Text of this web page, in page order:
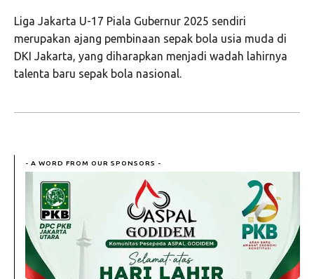
Liga Jakarta U-17 Piala Gubernur 2025 sendiri
merupakan ajang pembinaan sepak bola usia muda di
DKI Jakarta, yang diharapkan menjadi wadah lahirnya
talenta baru sepak bola nasional.
- A WORD FROM OUR SPONSORS -